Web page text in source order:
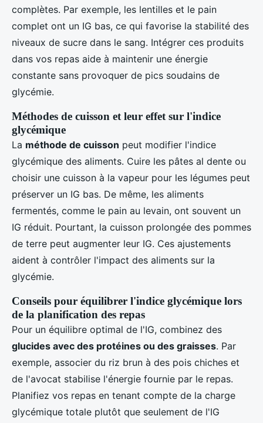
complètes. Par exemple, les lentilles et le pain
complet ont un IG bas, ce qui favorise la stabilité des
niveaux de sucre dans le sang. Intégrer ces produits
dans vos repas aide à maintenir une énergie
constante sans provoquer de pics soudains de
glycémie.
Méthodes de cuisson et leur effet sur l'indice
glycémique
La méthode de cuisson peut modifier l'indice
glycémique des aliments. Cuire les pâtes al dente ou
choisir une cuisson à la vapeur pour les légumes peut
préserver un IG bas. De même, les aliments
fermentés, comme le pain au levain, ont souvent un
IG réduit. Pourtant, la cuisson prolongée des pommes
de terre peut augmenter leur IG. Ces ajustements
aident à contrôler l'impact des aliments sur la
glycémie.
Conseils pour équilibrer l'indice glycémique lors
de la planification des repas
Pour un équilibre optimal de l'IG, combinez des
glucides avec des protéines ou des graisses. Par
exemple, associer du riz brun à des pois chiches et
de l'avocat stabilise l'énergie fournie par le repas.
Planifiez vos repas en tenant compte de la charge
glycémique totale plutôt que seulement de l'IG